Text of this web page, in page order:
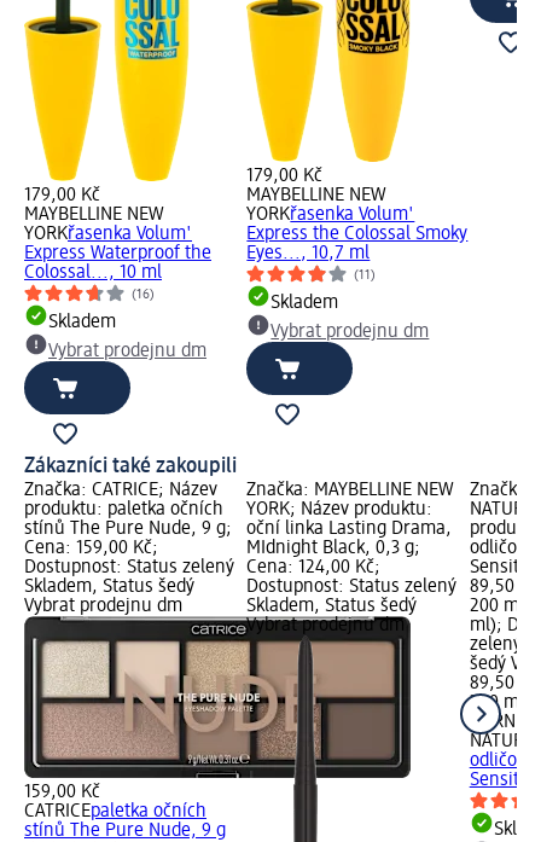
179,00 Kč
MAYBELLINE NEW
YORKřasenka Volum'
Express Waterproof the
Colossal..., 10 ml
(16)
Skladem
Vybrat prodejnu dm
179,00 Kč
MAYBELLINE NEW
YORKřasenka Volum'
Express the Colossal Smoky
Eyes..., 10,7 ml
(11)
Skladem
Vybrat prodejnu dm
Zákazníci také zakoupili
Značka: CATRICE; Název
produktu: paletka očních
stínů The Pure Nude, 9 g;
Cena: 159,00 Kč;
Dostupnost: Status zelený
Skladem, Status šedý
Vybrat prodejnu dm
159,00 Kč
CATRICEpaletka očních
stínů The Pure Nude, 9 g
Značka: MAYBELLINE NEW
YORK; Název produktu:
oční linka Lasting Drama,
MIdnight Black, 0,3 g;
Cena: 124,00 Kč;
Dostupnost: Status zelený
Skladem, Status šedý
Vybrat prodejnu dm
Značka:
89,50
200 ml
ml);
zelený
šedý
89,50 Kč
200 ml